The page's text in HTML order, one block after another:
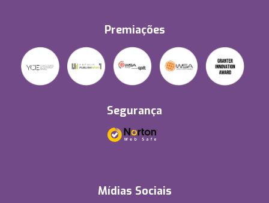
Premiações
Segurança
Mídias Sociais